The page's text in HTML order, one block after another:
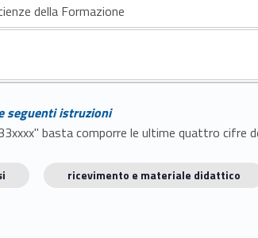
della Formazione
seguenti istruzioni
basta comporre le ultime quattro cifre
ricevimento e materiale didattico